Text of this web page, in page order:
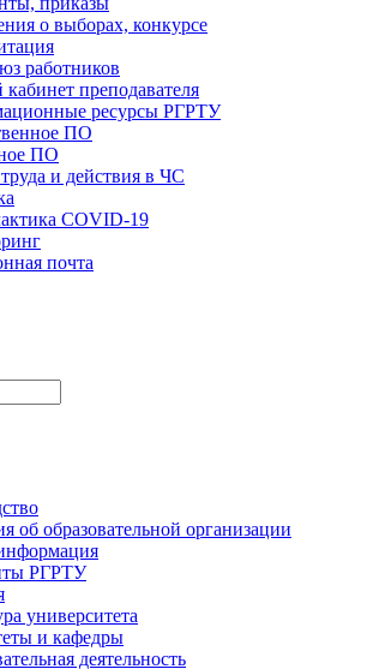
о выборах, конкурсе
работников
преподавателя
ресурсы РГРТУ
ПО
ПО
и действия в ЧС
COVID-19
почта
об образовательной организации
РГРТУ
университета
и кафедры
деятельность